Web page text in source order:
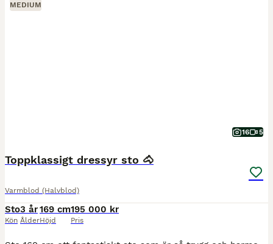
MEDIUM
16 5
Toppklassigt dressyr sto 🐴
Varmblod (Halvblod)
Sto
Kön
3 år
Ålder
169 cm
Höjd
195 000 kr
Pris